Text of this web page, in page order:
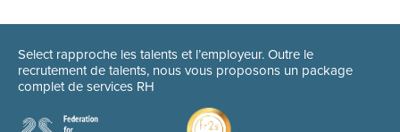
Select rapproche les talents et l’employeur. Outre le
recrutement de talents, nous vous proposons un package
complet de services RH